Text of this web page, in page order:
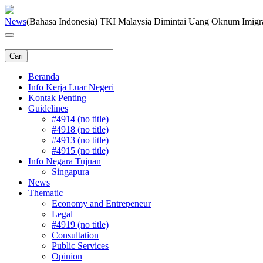
News(Bahasa Indonesia) TKI Malaysia Dimintai Uang Oknum
Beranda
Info Kerja Luar Negeri
Kontak Penting
Guidelines
#4914 (no title)
#4918 (no title)
#4913 (no title)
#4915 (no title)
Info Negara Tujuan
Singapura
News
Thematic
Economy and Entrepeneur
Legal
#4919 (no title)
Consultation
Public Services
Opinion